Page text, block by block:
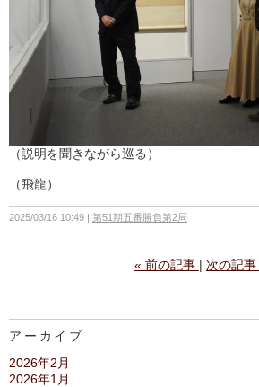
（説明を聞きながら巡る）
（飛龍）
2025/03/16 10:49 第51期五番勝負第2局
« 前の記事 次の記事
アーカイブ
2026年2月
2026年1月